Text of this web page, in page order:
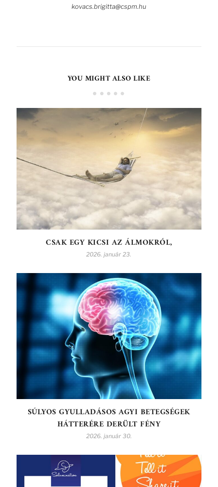
kovacs.brigitta@cspm.hu
YOU MIGHT ALSO LIKE
CSAK EGY KICSI AZ ÁLMOKRÓL,
2026. január 23.
SÚLYOS GYULLADÁSOS AGYI BETEGSÉGEK
HÁTTERÉRE DERÜLT FÉNY
2026. január 30.